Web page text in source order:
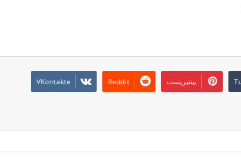
بينتيريست